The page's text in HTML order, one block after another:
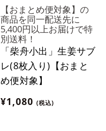
【おまとめ便対象】の
商品を同一配送先に
5,400円以上お届けで特
別送料！
「柴舟小出」生姜サブ
レ(8枚入り)【おまと
め便対象】
¥1,080 (税込)